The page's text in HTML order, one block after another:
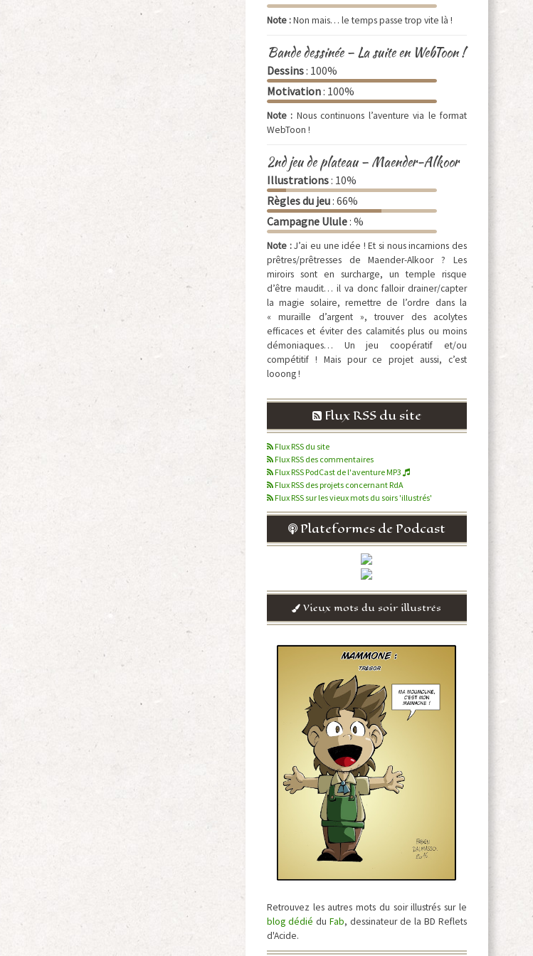
Note :Non mais… le temps passe trop vite là !
Bande dessinée – La suite en WebToon !
Dessins: 100%
Motivation: 100%
Note : Nous continuons l’aventure via le format
WebToon !
2nd jeu de plateau – Maender-Alkoor
Illustrations: 10%
Règles du jeu: 66%
Campagne Ulule: %
Note :J’ai eu une idée ! Et si nous incarnions des
prêtres/prêtresses de Maender-Alkoor ? Les
miroirs sont en surcharge, un temple risque
d’être maudit… il va donc falloir drainer/capter
la magie solaire, remettre de l’ordre dans la
« muraille d’argent », trouver des acolytes
efficaces et éviter des calamités plus ou moins
démoniaques… Un jeu coopératif et/ou
compétitif ! Mais pour ce projet aussi, c’est
looong !
Flux RSS du site
Flux RSS du site
Flux RSS des commentaires
Flux RSS PodCast de l'aventure MP3
Flux RSS des projets concernant RdA
Flux RSS sur les vieux mots du soirs 'illustrés'
Plateformes de Podcast
Vieux mots du soir illustrés
Retrouvez les autres mots du soir illustrés sur le
blog dédié du Fab, dessinateur de la BD Reflets
d'Acide.